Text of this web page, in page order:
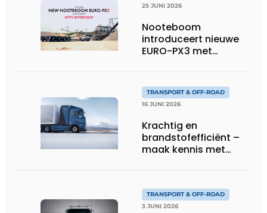
25 JUNI 2026
Nooteboom
introduceert nieuwe
EURO-PX3 met
flexibiliteit in speciaal
transport
TRANSPORT & OFF-ROAD
16 JUNI 2026
Krachtig en
brandstofefficiënt –
maak kennis met
TRANSPORT & OFF-ROAD
3 JUNI 2026